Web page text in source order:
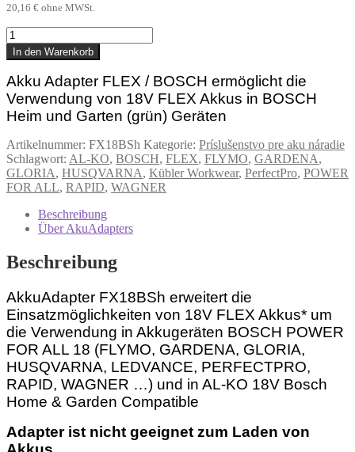
20,16 € ohne MWSt.
Akku
Adapter
FLEX
BOSCH
Heim
und
Menge
In den Warenkorb
Akku Adapter FLEX / BOSCH ermöglicht die
Verwendung von 18V FLEX Akkus in BOSCH
Heim und Garten (grün) Geräten
Artikelnummer: FX18BSh Kategorie: Príslušenstvo pre aku náradie
Schlagwort: AL-KO, BOSCH, FLEX, FLYMO, GARDENA,
GLORIA, HUSQVARNA, Kübler Workwear, PerfectPro, POWER
FOR ALL, RAPID, WAGNER
Beschreibung
Über AkuAdapters
Beschreibung
AkkuAdapter FX18BSh erweitert die
Einsatzmöglichkeiten von 18V FLEX Akkus* um
die Verwendung in Akkugeräten BOSCH POWER
FOR ALL 18 (FLYMO, GARDENA, GLORIA,
HUSQVARNA, LEDVANCE, PERFECTPRO,
RAPID, WAGNER …) und in AL-KO 18V Bosch
Home & Garden Compatible
Adapter ist nicht geeignet zum Laden von